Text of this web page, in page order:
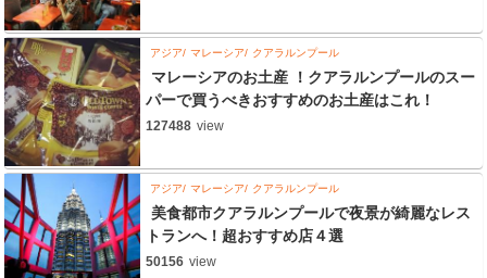
アジア マレーシア クアラルンプール
マレーシアのお土産 ！クアラルンプールのスー
パーで買うべきおすすめのお土産はこれ！
127488 view
アジア マレーシア クアラルンプール
美食都市クアラルンプールで夜景が綺麗なレス
トランへ！超おすすめ店４選
50156 view